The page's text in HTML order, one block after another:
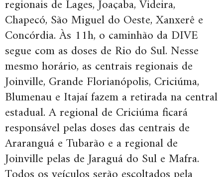
regionais de Lages, Joaçaba, Videira,
Chapecó, São Miguel do Oeste, Xanxerê e
Concórdia. Às 11h, o caminhão da DIVE
segue com as doses de Rio do Sul. Nesse
mesmo horário, as centrais regionais de
Joinville, Grande Florianópolis, Criciúma,
Blumenau e Itajaí fazem a retirada na central
estadual. A regional de Criciúma ficará
responsável pelas doses das centrais de
Araranguá e Tubarão e a regional de
Joinville pelas de Jaraguá do Sul e Mafra.